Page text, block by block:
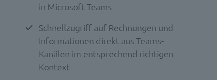
in Microsoft Teams
Schnellzugriff auf Rechnungen und
Informationen direkt aus Teams-
Kanälen im entsprechend richtigen
Kontext